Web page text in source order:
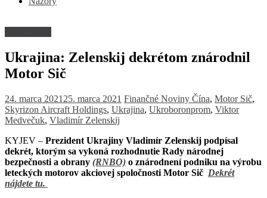
Ukrajina: Zelenskij dekrétom znárodnil
Motor Sič
24. marca 2021 25. marca 2021 Finančné Noviny Čína, Motor Sič,
Skyrizon Aircraft Holdings, Ukrajina, Ukroboronprom, Viktor
Medvečuk, Vladimír Zelenskij
KYJEV – Prezident Ukrajiny Vladimír Zelenskij podpísal
dekrét, ktorým sa vykoná rozhodnutie Rady národnej
bezpečnosti a obrany (RNBO) o znárodnení podniku na výrobu
leteckých motorov akciovej spoločnosti Motor Sič Dekrét
nájdete tu.